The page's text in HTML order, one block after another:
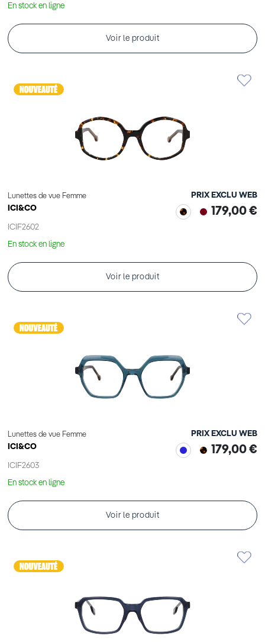
En stock en ligne
Voir le produit
Lunettes de vue Femme
ICI&CO
ICIF2602
PRIX EXCLU WEB
179,00 €
En stock en ligne
Voir le produit
Lunettes de vue Femme
ICI&CO
ICIF2603
PRIX EXCLU WEB
179,00 €
En stock en ligne
Voir le produit